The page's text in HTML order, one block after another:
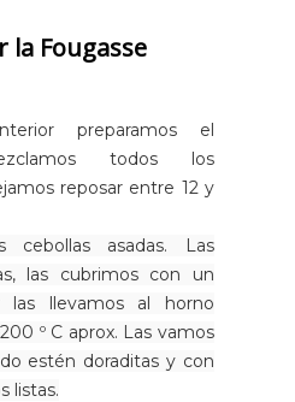
la Fougasse
preparamos el
todos los
reposar entre 12 y
cebollas asadas. Las
las cubrimos con un
llevamos al horno
º C aprox. Las vamos
estén doraditas y con
listas.